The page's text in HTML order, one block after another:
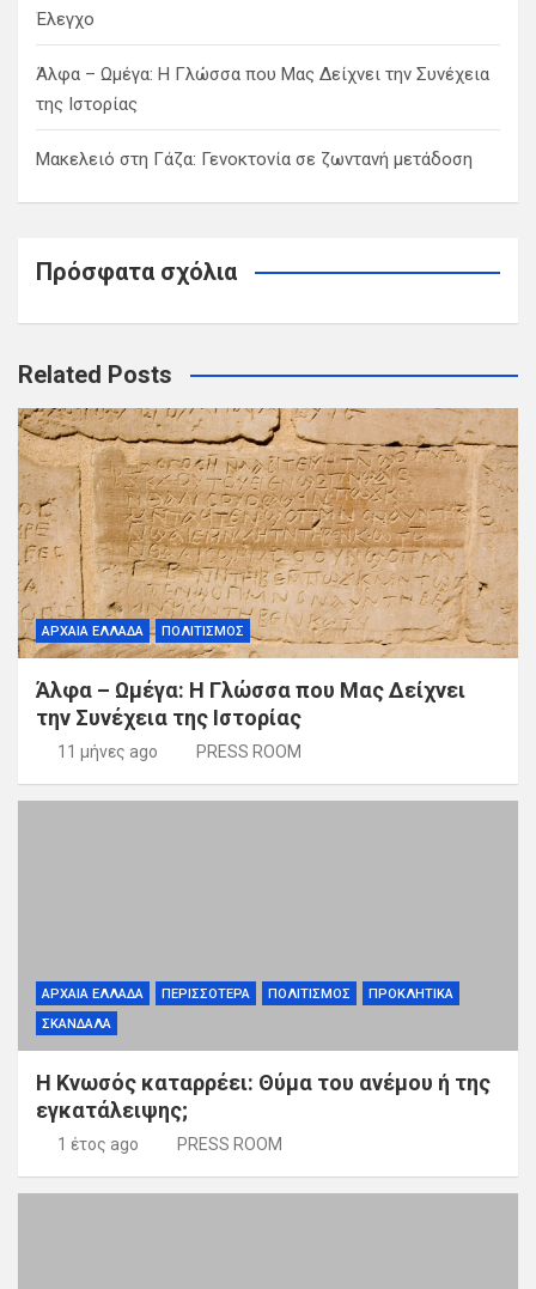
Έλεγχο
Άλφα – Ωμέγα: Η Γλώσσα που Μας Δείχνει την Συνέχεια
της Ιστορίας
Μακελειό στη Γάζα: Γενοκτονία σε ζωντανή μετάδοση
Πρόσφατα σχόλια
Related Posts
ΑΡΧΑΙΑ ΕΛΛΑΔΑ ΠΟΛΙΤΙΣΜΟΣ
Άλφα – Ωμέγα: Η Γλώσσα που Μας Δείχνει
την Συνέχεια της Ιστορίας
11 μήνες ago PRESS ROOM
ΑΡΧΑΙΑ ΕΛΛΑΔΑ ΠΕΡΙΣΣΟΤΕΡΑ ΠΟΛΙΤΙΣΜΟΣ
ΠΡΟΚΛΗΤΙΚΑ
ΣΚΑΝΔΑΛΑ
Η Κνωσός καταρρέει: Θύμα του ανέμου ή της
εγκατάλειψης;
1 έτος ago PRESS ROOM